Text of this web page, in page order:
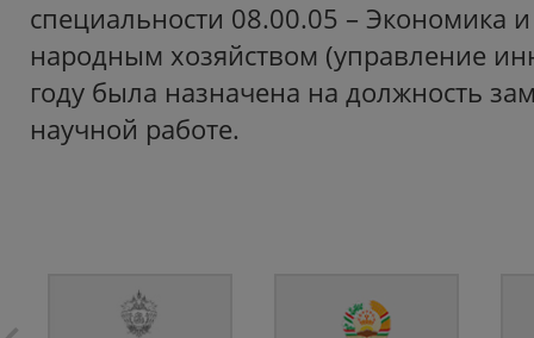
специальности 08.00.05 – Экономика
народным хозяйством (управление
году была назначена на должность
научной работе.